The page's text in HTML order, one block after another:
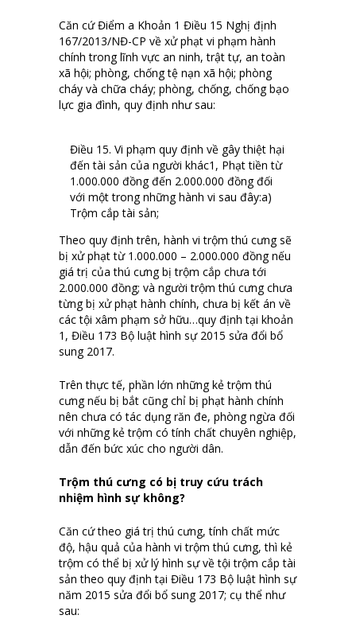
Căn cứ Điểm a Khoản 1 Điều 15 Nghị định
167/2013/NĐ-CP về xử phạt vi phạm hành
chính trong lĩnh vực an ninh, trật tự, an toàn
xã hội; phòng, chống tệ nạn xã hội; phòng
cháy và chữa cháy; phòng, chống, chống bạo
lực gia đình, quy định như sau:
Điều 15. Vi phạm quy định về gây thiệt hại
đến tài sản của người khác1, Phạt tiền từ
1.000.000 đồng đến 2.000.000 đồng đối
với một trong những hành vi sau đây:a)
Trộm cắp tài sản;
Theo quy định trên, hành vi trộm thú cưng sẽ
bị xử phạt từ 1.000.000 – 2.000.000 đồng nếu
giá trị của thú cưng bị trộm cắp chưa tới
2.000.000 đồng; và người trộm thú cưng chưa
từng bị xử phạt hành chính, chưa bị kết án về
các tội xâm phạm sở hữu…quy định tại khoản
1, Điều 173 Bộ luật hình sự 2015 sửa đổi bổ
sung 2017.
Trên thực tế, phần lớn những kẻ trộm thú
cưng nếu bị bắt cũng chỉ bị phạt hành chính
nên chưa có tác dụng răn đe, phòng ngừa đối
với những kẻ trộm có tính chất chuyên nghiệp,
dẫn đến bức xúc cho người dân.
Trộm thú cưng có bị truy cứu trách
nhiệm hình sự không?
Căn cứ theo giá trị thú cưng, tính chất mức
độ, hậu quả của hành vi trộm thú cưng, thì kẻ
trộm có thể bị xử lý hình sự về tội trộm cắp tài
sản theo quy định tại Điều 173 Bộ luật hình sự
năm 2015 sửa đổi bổ sung 2017; cụ thể như
sau: